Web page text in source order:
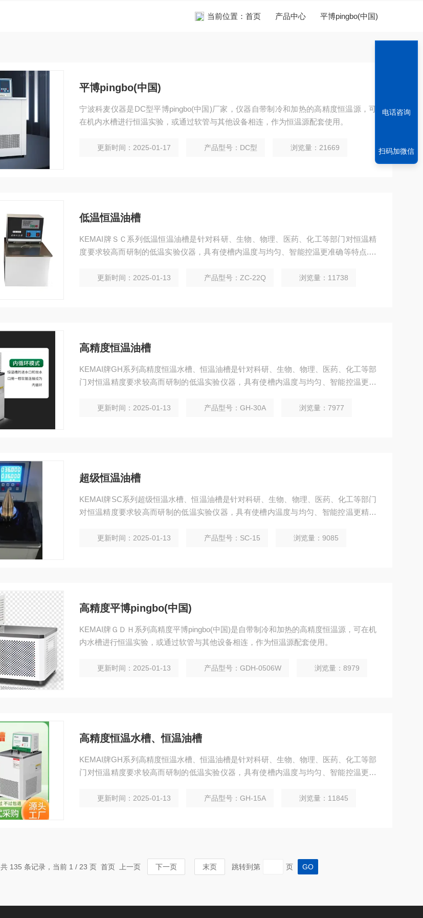
当前位置： 首页 产品中心 平博pingbo(中国)
平博pingbo(中国)
宁波科麦仪器是DC型平博pingbo(中国)厂家，仪器自带制冷和加热的高精度恒温源，可
在机内水槽进行恒温实验，或通过软管与其他设备相连，作为恒温源配套使用。
更新时间：2025-01-17 产品型号：DC型 浏览量：21669
低温恒温油槽
KEMAI牌ＳＣ系列低温恒温油槽是针对科研、生物、物理、医药、化工等部门对恒温精
度要求较高而研制的低温实验仪器，具有使槽内温度与均匀、智能控温更准确等特点.亦
更新时间：2025-01-13 产品型号：ZC-22Q 浏览量：11738
高精度恒温油槽
KEMAI牌GH系列高精度恒温水槽、恒温油槽是针对科研、生物、物理、医药、化工等部
门对恒温精度要求较高而研制的低温实验仪器，具有使槽内温度与均匀、智能控温更精
更新时间：2025-01-13 产品型号：GH-30A 浏览量：7977
超级恒温油槽
KEMAI牌SC系列超级恒温水槽、恒温油槽是针对科研、生物、物理、医药、化工等部门
对恒温精度要求较高而研制的低温实验仪器，具有使槽内温度与均匀、智能控温更精确
更新时间：2025-01-13 产品型号：SC-15 浏览量：9085
高精度平博pingbo(中国)
KEMAI牌ＧＤＨ系列高精度平博pingbo(中国)是自带制冷和加热的高精度恒温源，可在机
内水槽进行恒温实验，或通过软管与其他设备相连，作为恒温源配套使用。
更新时间：2025-01-13 产品型号：GDH-0506W 浏览量：8979
高精度恒温水槽、恒温油槽
KEMAI牌GH系列高精度恒温水槽、恒温油槽是针对科研、生物、物理、医药、化工等部
门对恒温精度要求较高而研制的低温实验仪器，具有使槽内温度与均匀、智能控温更精
更新时间：2025-01-13 产品型号：GH-15A 浏览量：11845
共 135 条记录，当前 1 / 23 页 首页 上一页 下一页 末页 跳转到第 页
电话咨询
扫码加微信